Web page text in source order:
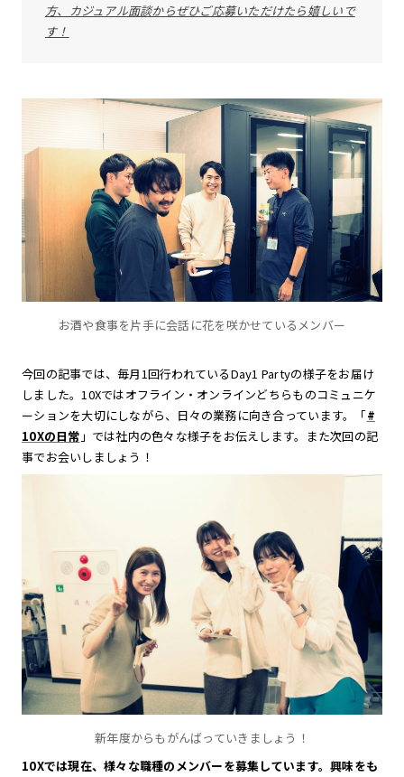
方、カジュアル面談からぜひご応募いただけたら嬉しいで
す！
お酒や食事を片手に会話に花を咲かせているメンバー
今回の記事では、毎月1回行われているDay1 Partyの様子をお届け
しました。10Xではオフライン・オンラインどちらものコミュニケ
ーションを大切にしながら、日々の業務に向き合っています。「#
10Xの日常 」では社内の色々な様子をお伝えします。また次回の記
事でお会いしましょう！
新年度からもがんばっていきましょう！
10Xでは現在、様々な職種のメンバーを募集しています。興味をも